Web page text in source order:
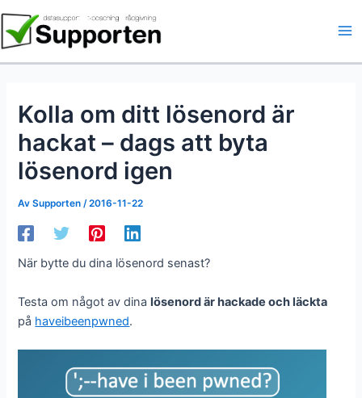
till
innehåll
Kolla om ditt lösenord är
hackat – dags att byta
lösenord igen
AvSupporten /2016-11-22
När bytte du dina lösenord senast?
Testa om något av dinalösenord är hackade och läckta
på haveibeenpwned.